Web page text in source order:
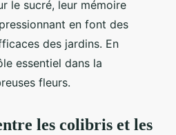
le sucré, leur mémoire
en font des
des jardins. En
essentiel dans la
fleurs.
les colibris et les